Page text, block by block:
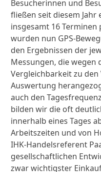
Besucherinnen und
fließen seit diesem
insgesamt 16
wurden nun GPS-
den Ergebnissen der
Messungen, die wegen
Vergleichbarkeit zu
Auswertung
auch den
bilden wir die oft
innerhalb eines Tages
Arbeitszeiten und von
IHK-Handelsreferent
gesellschaftlichen
zwar wichtigster